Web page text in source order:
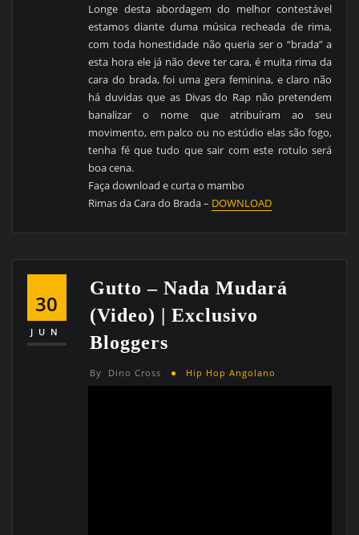
Longe desta abordagem do melhor contestável
estamos diante duma música recheada de rima,
com toda honestidade não queria ser o “brada” a
esta hora ele já não deve ter cara, é muita rima da
cara do brada, foi uma gera feminina, e claro não
há duvidas que as Divas do Rap não pretendem
banalizar o nome que atribuíram ao seu
movimento, em palco ou no estúdio elas são fogo,
tenha fé que tudo que sair com este rotulo será
boa cena.
Faça download e curta o mambo
Rimas da Cara do Brada – DOWNLOAD
30
JUN
Gutto – Nada Mudará
(Video) | Exclusivo
Bloggers
By Dino Cross Hip Hop Angolano